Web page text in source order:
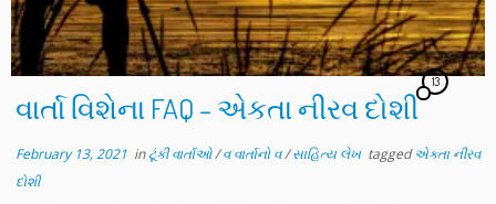
વાર્તા વિશેના FAQ – એકતા નીરવ દોશી
13
February 13, 2021 inટૂંકી વાર્તાઓ/વ વાર્તાનો વ/સાહિત્ય લેખ taggedએકતા નીરવ
દોશી